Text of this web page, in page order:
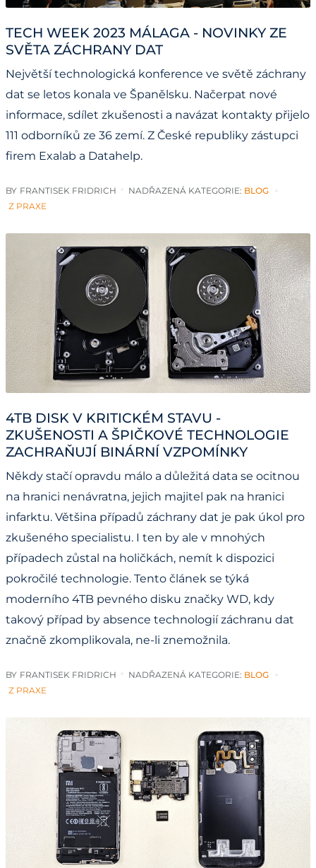
TECH WEEK 2023 MÁLAGA - NOVINKY ZE
SVĚTA ZÁCHRANY DAT
Největší technologická konference ve světě záchrany
dat se letos konala ve Španělsku. Načerpat nové
informace, sdílet zkušenosti a navázat kontakty přijelo
111 odborníků ze 36 zemí. Z České republiky zástupci
firem Exalab a Datahelp.
BY FRANTISEK FRIDRICH NADŘAZENÁ KATEGORIE: BLOG
Z PRAXE
4TB DISK V KRITICKÉM STAVU -
ZKUŠENOSTI A ŠPIČKOVÉ TECHNOLOGIE
ZACHRAŇUJÍ BINÁRNÍ VZPOMÍNKY
Někdy stačí opravdu málo a důležitá data se ocitnou
na hranici nenávratna, jejich majitel pak na hranici
infarktu. Většina případů záchrany dat je pak úkol pro
zkušeného specialistu. I ten by ale v mnohých
případech zůstal na holičkách, nemít k dispozici
pokročilé technologie. Tento článek se týká
moderního 4TB pevného disku značky WD, kdy
takový případ by absence technologií záchranu dat
značně zkomplikovala, ne-li znemožnila.
BY FRANTISEK FRIDRICH NADŘAZENÁ KATEGORIE: BLOG
Z PRAXE